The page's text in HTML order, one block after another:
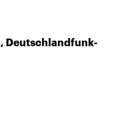
Deutschlandfunk-